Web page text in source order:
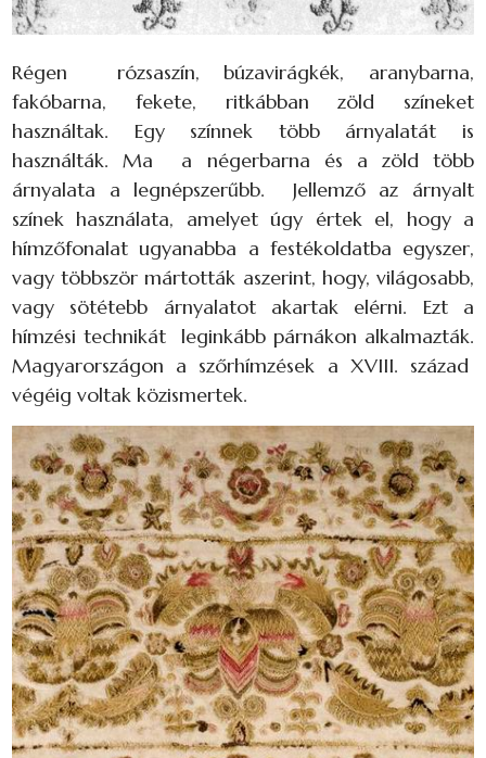
Régen rózsaszín, búzavirágkék, aranybarna,
fakóbarna, fekete, ritkábban zöld színeket
használtak. Egy színnek több árnyalatát is
használták. Ma a négerbarna és a zöld több
árnyalata a legnépszerűbb. Jellemző az árnyalt
színek használata, amelyet úgy értek el, hogy a
hímzőfonalat ugyanabba a festékoldatba egyszer,
vagy többször mártották aszerint, hogy, világosabb,
vagy sötétebb árnyalatot akartak elérni. Ezt a
hímzési technikát leginkább párnákon alkalmazták.
Magyarországon a szőrhímzések a XVIII. század
végéig voltak közismertek.